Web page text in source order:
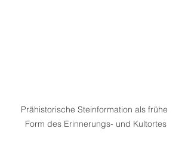
Prähistorische Steinformation als frühe
Form des Erinnerungs- und Kultortes